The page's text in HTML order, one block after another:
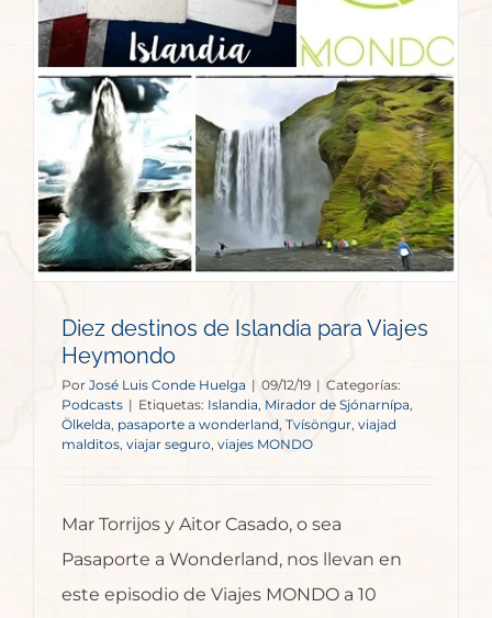
Diez destinos de Islandia para Viajes
Heymondo
Por José Luis Conde Huelga | 09/12/19 | Categorías:
Podcasts | Etiquetas: Islandia, Mirador de Sjónarnípa,
Ölkelda, pasaporte a wonderland, Tvísöngur, viajad
malditos, viajar seguro, viajes MONDO
Mar Torrijos y Aitor Casado, o sea
Pasaporte a Wonderland, nos llevan en
este episodio de Viajes MONDO a 10